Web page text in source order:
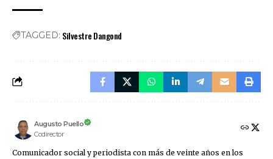
TAGGED: Silvestre Dangond
Augusto Puello
Codirector
Comunicador social y periodista con más de veinte años en los